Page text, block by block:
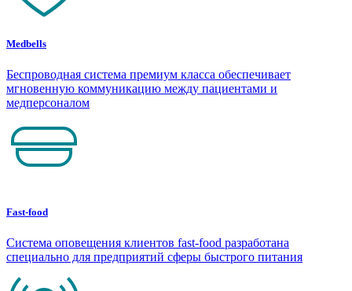
Medbells
Беспроводная система премиум класса обеспечивает
мгновенную коммуникацию между пациентами и
медперсоналом
Fast-food
Система оповещения клиентов fast-food разработана
специально для предприятий сферы быстрого питания